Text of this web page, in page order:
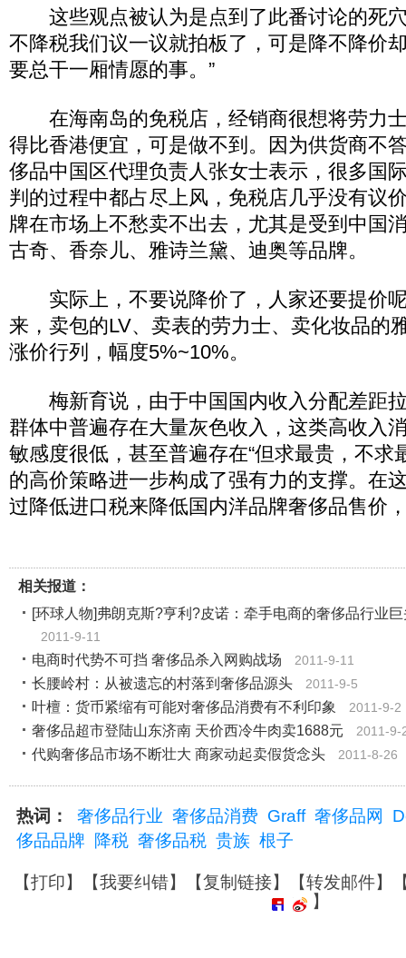
这些观点被认为是点到了此番讨论的死穴
不降税我们议一议就拍板了，可是降不降价
要总干一厢情愿的事。”
在海南岛的免税店，经销商很想将劳力
得比香港便宜，可是做不到。因为供货商不
侈品中国区代理负责人张女士表示，很多国
判的过程中都占尽上风，免税店几乎没有议
牌在市场上不愁卖不出去，尤其是受到中国
古奇、香奈儿、雅诗兰黛、迪奥等品牌。
实际上，不要说降价了，人家还要提价
来，卖包的LV、卖表的劳力士、卖化妆品的
涨价行列，幅度5%~10%。
梅新育说，由于中国国内收入分配差距
群体中普遍存在大量灰色收入，这类高收入
敏感度很低，甚至普遍存在“但求最贵，不求
的高价策略进一步构成了强有力的支撑。在
过降低进口税来降低国内洋品牌奢侈品售价
相关报道：
[环球人物]弗朗克斯?亨利?皮诺：牵手电商的奢侈品行业
2011-9-11
电商时代势不可挡 奢侈品杀入网购战场 2011-9-11
长腰岭村：从被遗忘的村落到奢侈品源头 2011-9-5
叶檀：货币紧缩有可能对奢侈品消费有不利印象 2011-9-2
奢侈品超市登陆山东济南 天价西冷牛肉卖1688元 2011-9-
代购奢侈品市场不断壮大 商家动起卖假货念头 2011-8-26
热词： 奢侈品行业 奢侈品消费 Graff 奢侈品网
侈品品牌
降税 奢侈品税 贵族 根子
【打印】【我要纠错】【复制链接】【转发邮件】
】